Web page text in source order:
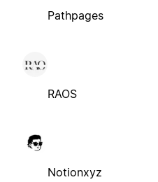
Pathpages
RAOS
Notionxyz